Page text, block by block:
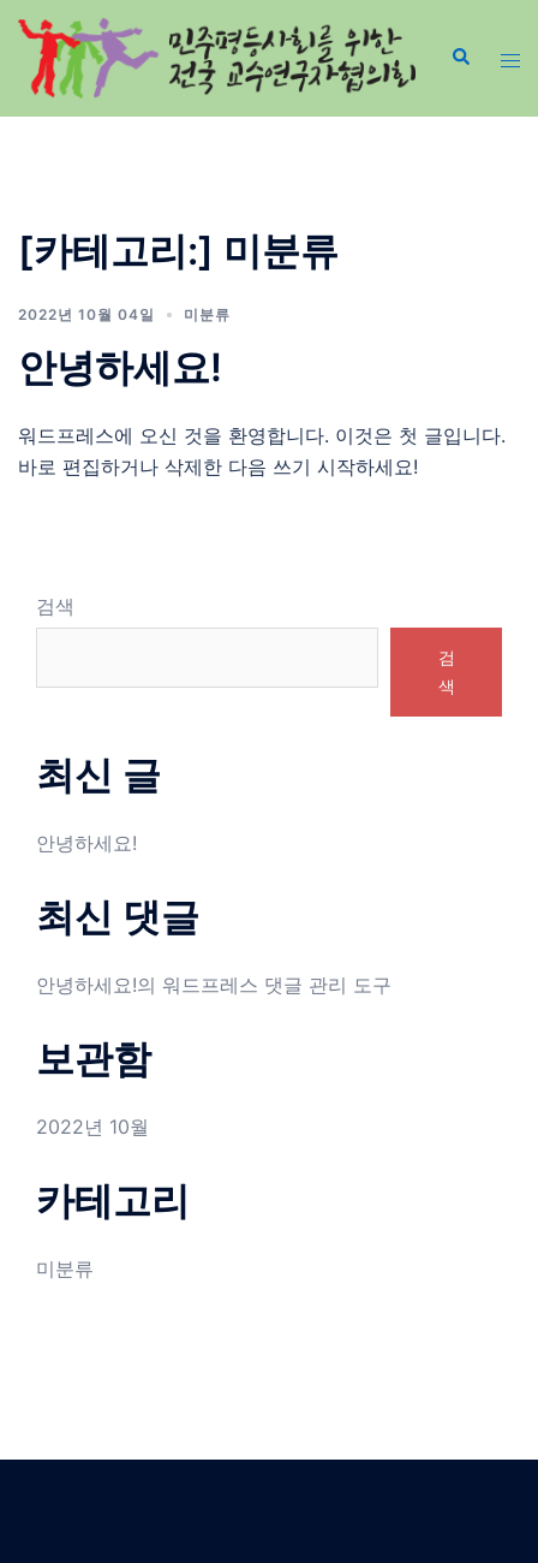
Skip
content
[카테고리:] 미분류
2022년 10월 04일 미분류
안녕하세요!
워드프레스에 오신 것을 환영합니다. 이것은 첫 글입니다.
바로 편집하거나 삭제한 다음 쓰기 시작하세요!
검색
검
색
최신 글
안녕하세요!
최신 댓글
안녕하세요!의 워드프레스 댓글 관리 도구
보관함
2022년 10월
카테고리
미분류